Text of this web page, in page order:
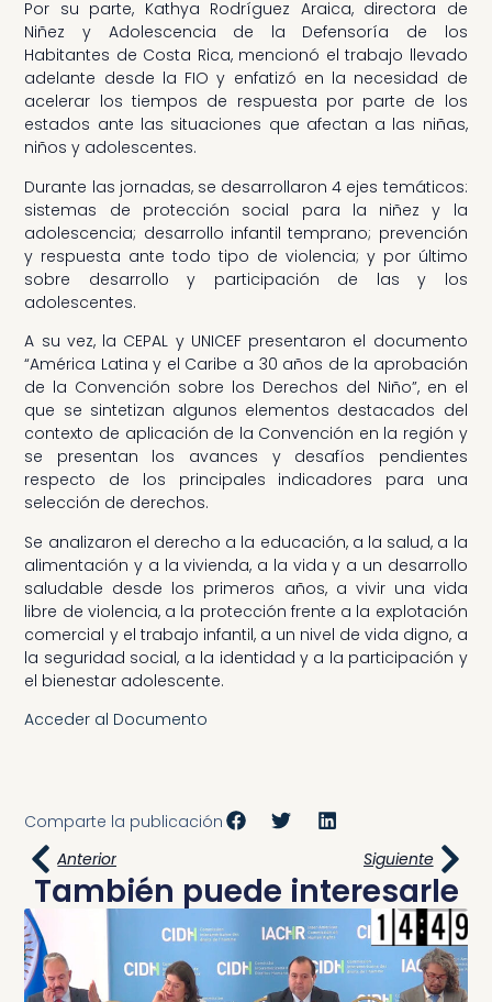
Por su parte, Kathya Rodríguez Araica, directora de
Niñez y Adolescencia de la Defensoría de los
Habitantes de Costa Rica, mencionó el trabajo llevado
adelante desde la FIO y enfatizó en la necesidad de
acelerar los tiempos de respuesta por parte de los
estados ante las situaciones que afectan a las niñas,
niños y adolescentes.
Durante las jornadas, se desarrollaron 4 ejes temáticos:
sistemas de protección social para la niñez y la
adolescencia; desarrollo infantil temprano; prevención
y respuesta ante todo tipo de violencia; y por último
sobre desarrollo y participación de las y los
adolescentes.
A su vez, la CEPAL y UNICEF presentaron el documento
“América Latina y el Caribe a 30 años de la aprobación
de la Convención sobre los Derechos del Niño”, en el
que se sintetizan algunos elementos destacados del
contexto de aplicación de la Convención en la región y
se presentan los avances y desafíos pendientes
respecto de los principales indicadores para una
selección de derechos.
Se analizaron el derecho a la educación, a la salud, a la
alimentación y a la vivienda, a la vida y a un desarrollo
saludable desde los primeros años, a vivir una vida
libre de violencia, a la protección frente a la explotación
comercial y el trabajo infantil, a un nivel de vida digno, a
la seguridad social, a la identidad y a la participación y
el bienestar adolescente.
Acceder al Documento
Comparte la publicación
Anterior
Siguiente
También puede interesarle